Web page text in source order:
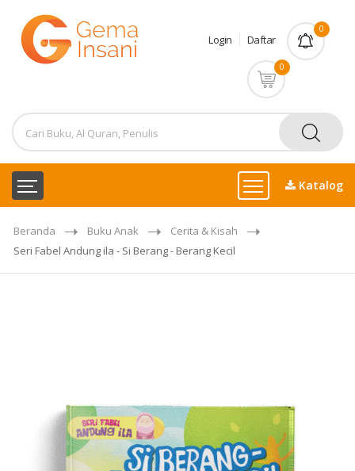
Login Daftar
0
0
Katalog
Beranda Buku Anak
Cerita & Kisah
Seri Fabel Andung ila - Si Berang - Berang Kecil